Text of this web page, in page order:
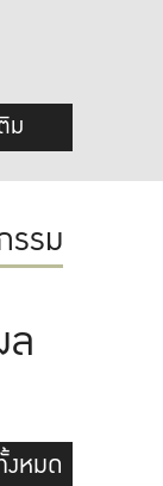
ม
รรม
งหมด